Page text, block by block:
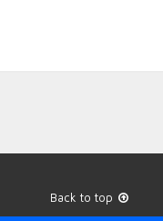
Back to top